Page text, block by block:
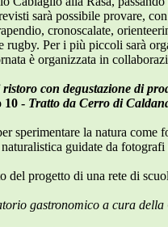
sarà possibile provare,
cronoscalate,
rugby. Per i più piccoli sarà
è organizzata in
con degustazione di
10 - Tratto da Cerro di
sperimentare la natura come
guidate da
del progetto di una rete di
gastronomico a cura